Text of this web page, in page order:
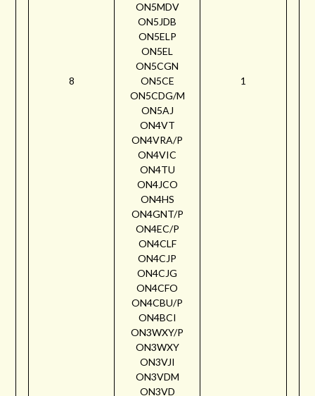
8
ON5MDV
ON5JDB
ON5ELP
ON5EL
ON5CGN
ON5CE
ON5CDG/M
ON5AJ
ON4VT
ON4VRA/P
ON4VIC
ON4TU
ON4JCO
ON4HS
ON4GNT/P
ON4EC/P
ON4CLF
ON4CJP
ON4CJG
ON4CFO
ON4CBU/P
ON4BCI
ON3WXY/P
ON3WXY
ON3VJI
ON3VDM
ON3VD
1